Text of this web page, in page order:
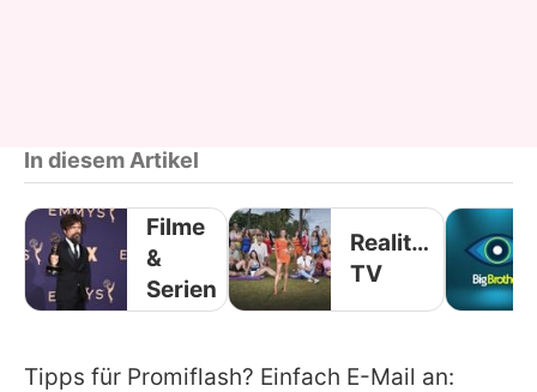
In diesem Artikel
Filme
&
Serien
Reality-
TV
Tipps für Promiflash? Einfach E-Mail an: